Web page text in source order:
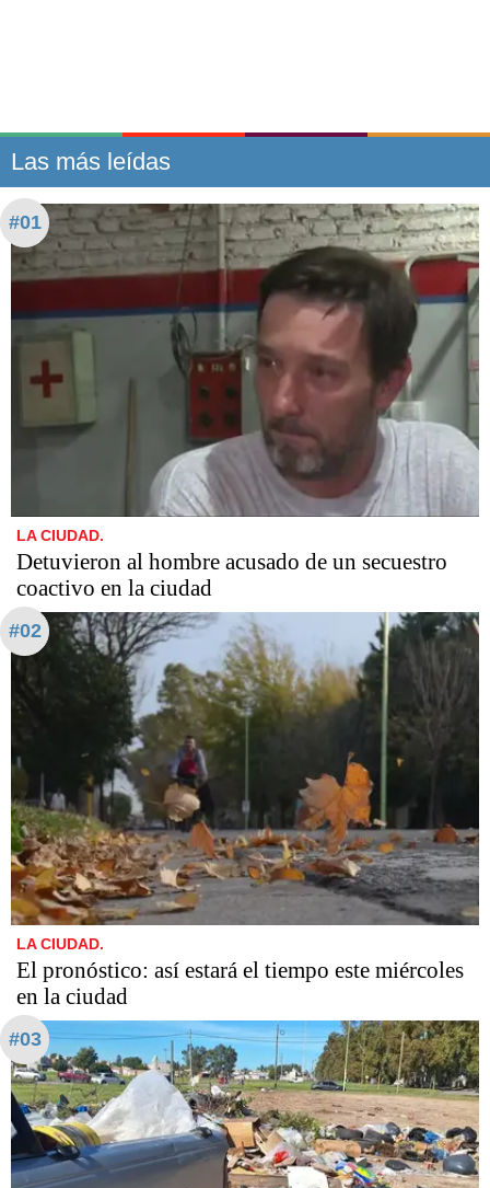
Las más leídas
#01
LA CIUDAD.
Detuvieron al hombre acusado de un secuestro
coactivo en la ciudad
#02
LA CIUDAD.
El pronóstico: así estará el tiempo este miércoles
en la ciudad
#03